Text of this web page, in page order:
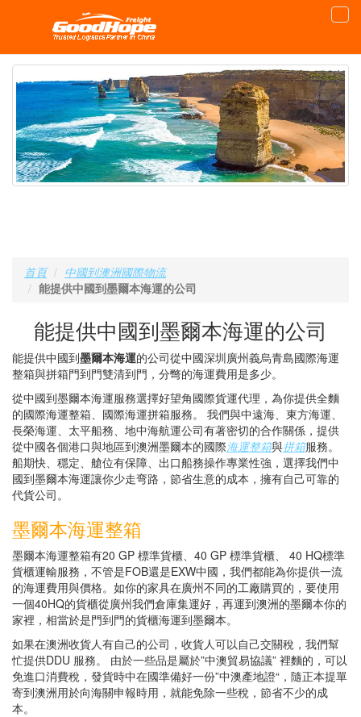
首頁
中國到澳洲國際物流
能提供中國到墨爾本海運的公司
能提供中國到墨爾本海運的公司
能提供中國到墨爾本海運的公司從中國深圳廣州義烏青島國際海運
整箱與拼箱門到門雙清到門，分彆的海運費用是多少。
從中國到墨爾本海運服務選擇好望角國際貨運代理，為你提供全麵
的國際海運整箱、國際海運拼箱服務。 我們與中遠海、東方海運、
長榮海運、太平船務、地中海航運公司有著密切的合作關係，提供
從中國各個港口與地區到澳洲墨爾本的國際海運整箱與拼箱服務。
船期快、穩定、艙位有保障、出口船務操作專業性強，選擇我們中
國到墨爾本海運讓你少走弯路，節省生意的成本，擁有自己可靠的
代貨公司。
墨爾本海運整箱
墨爾本海運整箱有20 GP 標準貨櫃、40 GP 標準貨櫃、 40 HQ標準
貨櫃運輸服務，不管是FOB還是EXW中國，我們都能為你提供一流
的海運費用與價格。如你的家具在廣州不同的工廠購買的，要使用
一個40HQ的貨櫃從廣州我們倉庫集運好，再運到澳洲的墨爾本你的
家裡，相當於是門到門的貨櫃海運到墨爾本。
如果在澳洲收貨人有自己的公司，收貨人可以自己交關稅，我們幫
忙提供DDU 服務。 由於一些品是屬於”中澳貿易協議” 裡麵的，可以
免進口消費稅，發貨時中在國準備好一份”中澳產地證“，隨正本提單
寄到澳洲用於向海關申報時用，就能免除一些稅，節省不少的成
本。